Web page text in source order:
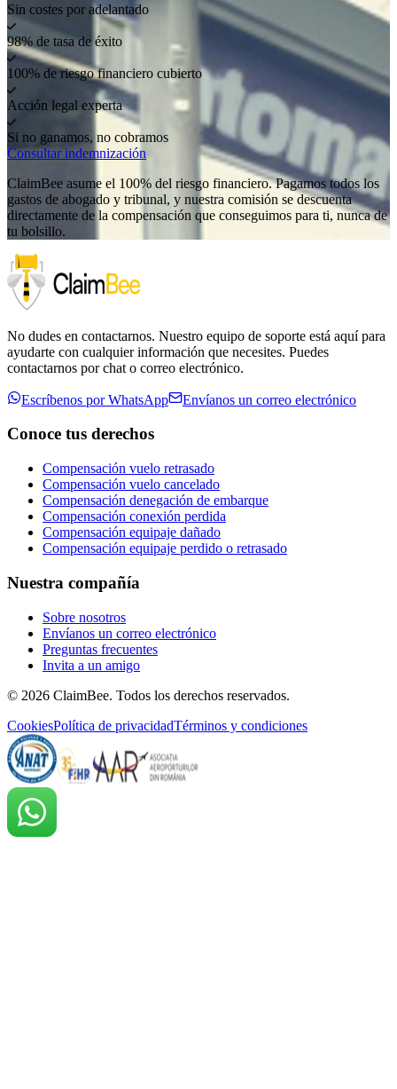
Sin costes por adelantado
98% de tasa de éxito
100% de riesgo financiero cubierto
Acción legal experta
Si no ganamos, no cobramos
Consultar indemnización
ClaimBee asume el 100% del riesgo financiero. Pagamos todos los
gastos de abogado y tribunal, y nuestra comisión se descuenta
directamente de la compensación que conseguimos para ti, nunca de
tu bolsillo.
No dudes en contactarnos. Nuestro equipo de soporte está aquí para
ayudarte con cualquier información que necesites. Puedes
contactarnos por chat o correo electrónico.
Escríbenos por WhatsApp Envíanos un correo electrónico
Conoce tus derechos
Compensación vuelo retrasado
Compensación vuelo cancelado
Compensación denegación de embarque
Compensación conexión perdida
Compensación equipaje dañado
Compensación equipaje perdido o retrasado
Nuestra compañía
Sobre nosotros
Envíanos un correo electrónico
Preguntas frecuentes
Invita a un amigo
© 2026 ClaimBee. Todos los derechos reservados.
CookiesPolítica de privacidadTérminos y condiciones